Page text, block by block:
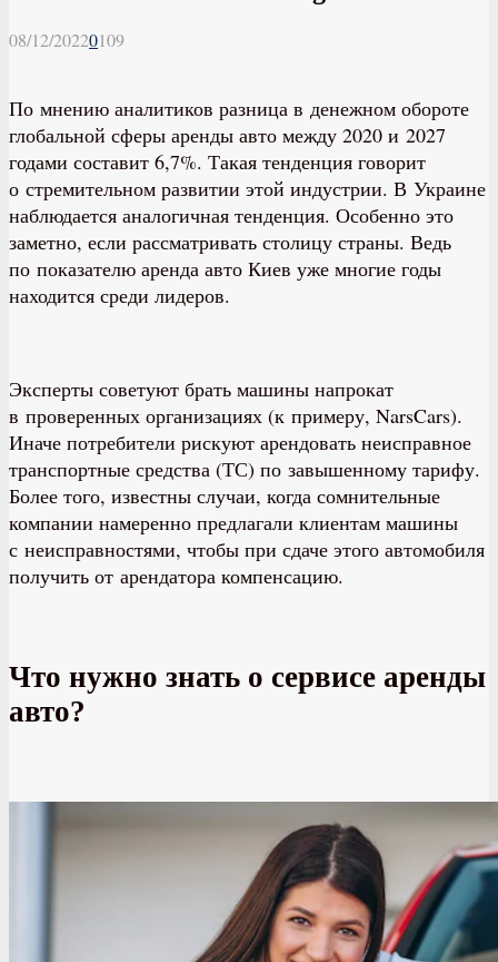
08/12/20220109
По мнению аналитиков разница в денежном обороте
глобальной сферы аренды авто между 2020 и 2027
годами составит 6,7%. Такая тенденция говорит
о стремительном развитии этой индустрии. В Украине
наблюдается аналогичная тенденция. Особенно это
заметно, если рассматривать столицу страны. Ведь
по показателю аренда авто Киев уже многие годы
находится среди лидеров.
Эксперты советуют брать машины напрокат
в проверенных организациях (к примеру, NarsCars).
Иначе потребители рискуют арендовать неисправное
транспортные средства (ТС) по завышенному тарифу.
Более того, известны случаи, когда сомнительные
компании намеренно предлагали клиентам машины
с неисправностями, чтобы при сдаче этого автомобиля
получить от арендатора компенсацию.
Что нужно знать о сервисе аренды
авто?